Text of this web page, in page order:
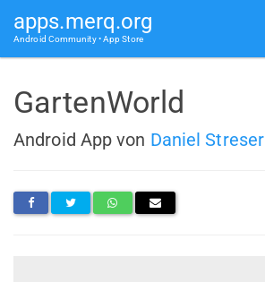
apps.merq.org
Android Community • App Store
GartenWorld
Android App von Daniel Streser